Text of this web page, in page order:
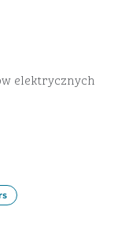
elektrycznych